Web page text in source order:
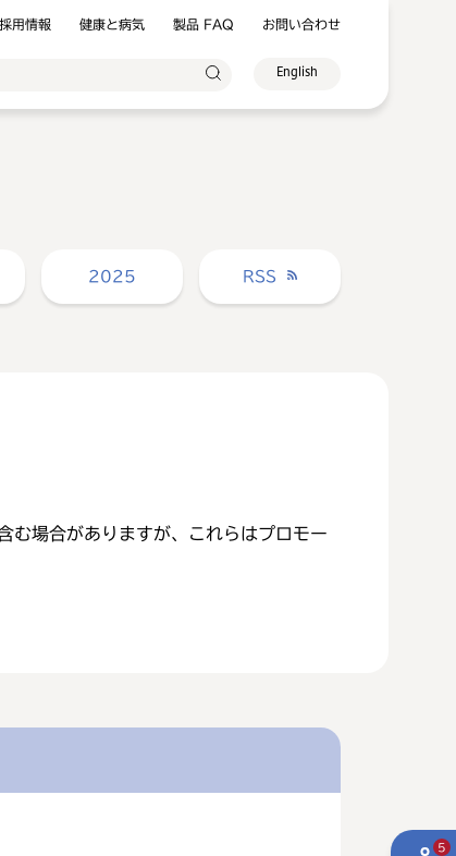
採用情報 健康と病気 製品 FAQ お問い合わせ
English
2025 RSS
む場合がありますが、これらはプロモー
5